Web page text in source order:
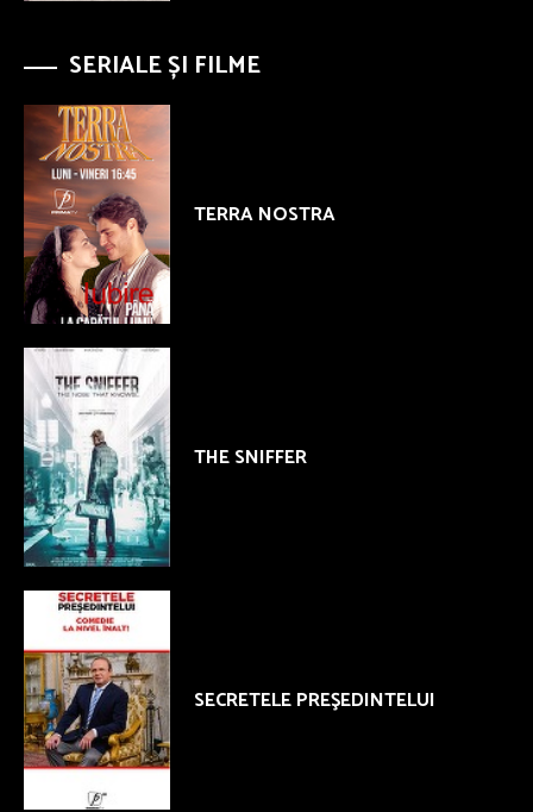
SERIALE ȘI FILME
TERRA NOSTRA
THE SNIFFER
SECRETELE PREŞEDINTELUI